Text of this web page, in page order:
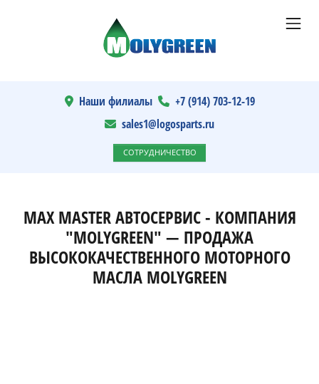
Наши филиалы
+7 (914) 703-12-19
sales1@logosparts.ru
СОТРУДНИЧЕСТВО
MAX MASTER АВТОСЕРВИС - КОМПАНИЯ
"MOLYGREEN" — ПРОДАЖА
ВЫСОКОКАЧЕСТВЕННОГО МОТОРНОГО
МАСЛА MOLYGREEN